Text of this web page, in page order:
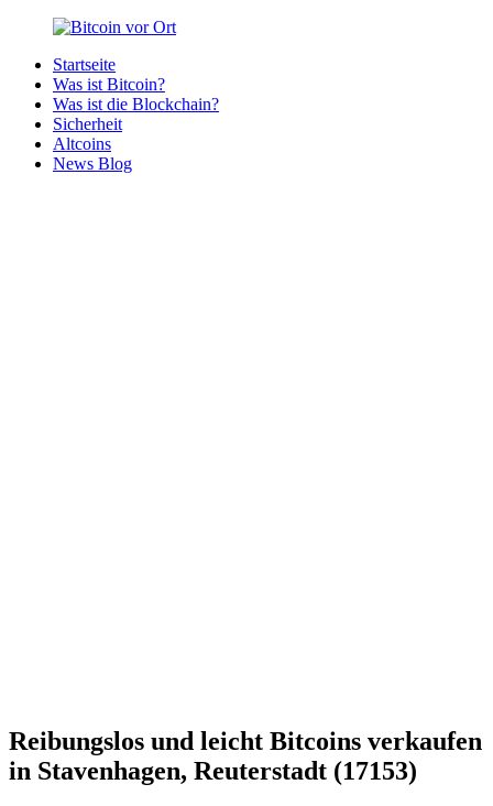
Zurück
Inhalt
Bitcoin
Bitcoins
deiner
Region
Startseite
Was ist Bitcoin?
Was ist die Blockchain?
Sicherheit
Altcoins
News Blog
Reibungslos und leicht Bitcoins verkaufen
in Stavenhagen, Reuterstadt (17153)